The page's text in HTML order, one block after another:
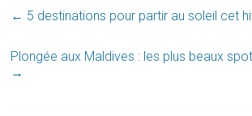
b
t
e
e
← 5 destinations pour partir au soleil cet
Plongée aux Maldives : les plus beaux
→